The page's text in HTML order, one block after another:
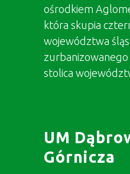
ośrodkiem
która skupia
województwa
stolica
UM
Górnicza